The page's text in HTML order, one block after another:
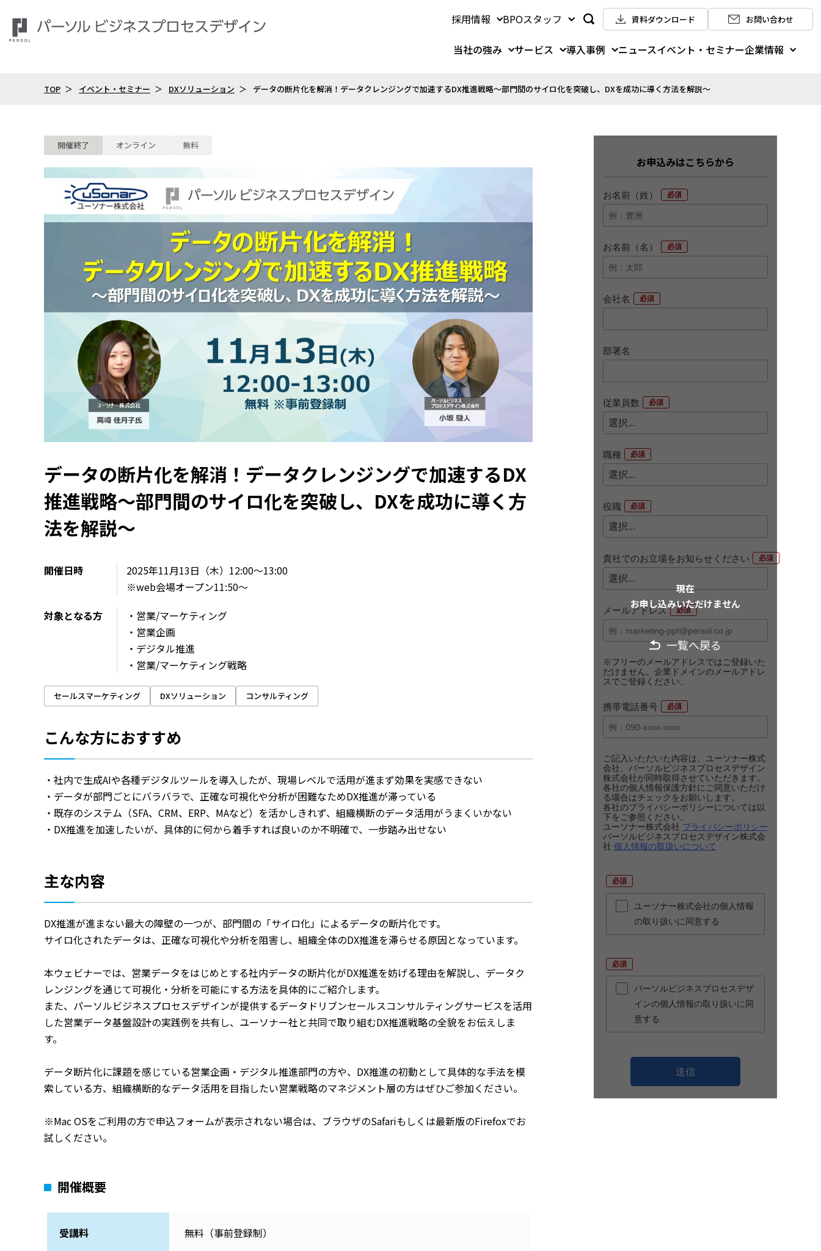
採用情報 BPOスタッフ 資料ダウンロード お問い合わせ
当社の強み サービス 導入事例 ニュースイベント・セミナー企業情報
TOP イベント・セミナー DXソリューション データの断片化を解消！データクレンジングで加速するDX推進戦略～部門間のサイロ化を突破し、DXを成功に導く方法を解説～
開催終了 オンライン 無料
データの断片化を解消！データクレンジングで加速するDX
推進戦略～部門間のサイロ化を突破し、DXを成功に導く方
法を解説～
開催日時
2025年11月13日（木）12:00～13:00
※web会場オープン11:50～
対象となる方
・営業/マーケティング
・営業企画
・デジタル推進
・営業/マーケティング戦略
セールスマーケティング DXソリューション コンサルティング
こんな方におすすめ
・社内で生成AIや各種デジタルツールを導入したが、現場レベルで活用が進まず効果を実感できない
・データが部門ごとにバラバラで、正確な可視化や分析が困難なためDX推進が滞っている
・既存のシステム（SFA、CRM、ERP、MAなど）を活かしきれず、組織横断のデータ活用がうまくいかない
・DX推進を加速したいが、具体的に何から着手すれば良いのか不明確で、一歩踏み出せない
主な内容
DX推進が進まない最大の障壁の一つが、部門間の「サイロ化」によるデータの断片化です。
サイロ化されたデータは、正確な可視化や分析を阻害し、組織全体のDX推進を滞らせる原因となっています。
本ウェビナーでは、営業データをはじめとする社内データの断片化がDX推進を妨げる理由を解説し、データク
レンジングを通じて可視化・分析を可能にする方法を具体的にご紹介します。
また、パーソルビジネスプロセスデザインが提供するデータドリブンセールスコンサルティングサービスを活用
した営業データ基盤設計の実践例を共有し、ユーソナー社と共同で取り組むDX推進戦略の全貌をお伝えしま
す。
データ断片化に課題を感じている営業企画・デジタル推進部門の方や、DX推進の初動として具体的な手法を模
索している方、組織横断的なデータ活用を目指したい営業戦略のマネジメント層の方はぜひご参加ください。
※Mac OSをご利用の方で申込フォームが表示されない場合は、ブラウザのSafariもしくは最新版のFirefoxでお
試しください。
開催概要
受講料 無料（事前登録制）
お申込みはこちらから
現在
お申し込みいただけません
一覧へ戻る
*
お名前（姓）
*
お名前（名）
*
会社名
部署名
*
従業員数
*
職種
*
役職
*
貴社でのお立場をお知らせください
*
メールアドレス
※フリーのメールアドレスではご登録いた
だけません。企業ドメインのメールアドレ
スでご登録ください。
*
携帯電話番号
ご記入いただいた内容は、ユーソナー株式
会社、パーソルビジネスプロセスデザイン
株式会社が同時取得させていただきます。
各社の個人情報保護方針にご同意いただけ
る場合はチェックをお願いします。
各社のプライバシーポリシーについては以
下をご参照ください。
ユーソナー株式会社 プライバシーポリシー
パーソルビジネスプロセスデザイン株式会
社 個人情報の取扱いについて
*
ユーソナー株式会社の個人情報
の取り扱いに同意する
*
パーソルビジネスプロセスデザ
インの個人情報の取り扱いに同
意する
送信